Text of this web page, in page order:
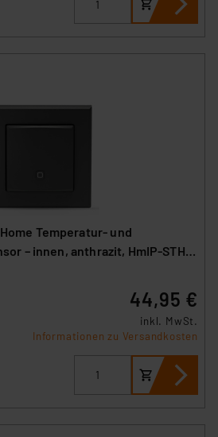
Temperatur- und
– innen, anthrazit, HmIP-STH-
44,95 €
inkl. MwSt.
Informationen zu Versandkosten